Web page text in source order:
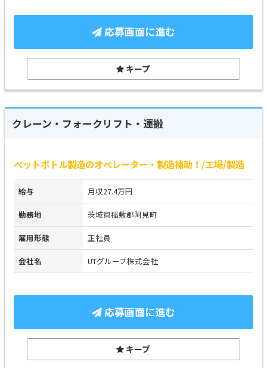
応募画面に進む
キープ
クレーン・フォークリフト・運搬
ペットボトル製造のオペレーター・製造補助！/工場/製造
給与 月収27.4万円
勤務地 茨城県稲敷郡阿見町
雇用形態 正社員
会社名 UTグループ株式会社
応募画面に進む
キープ